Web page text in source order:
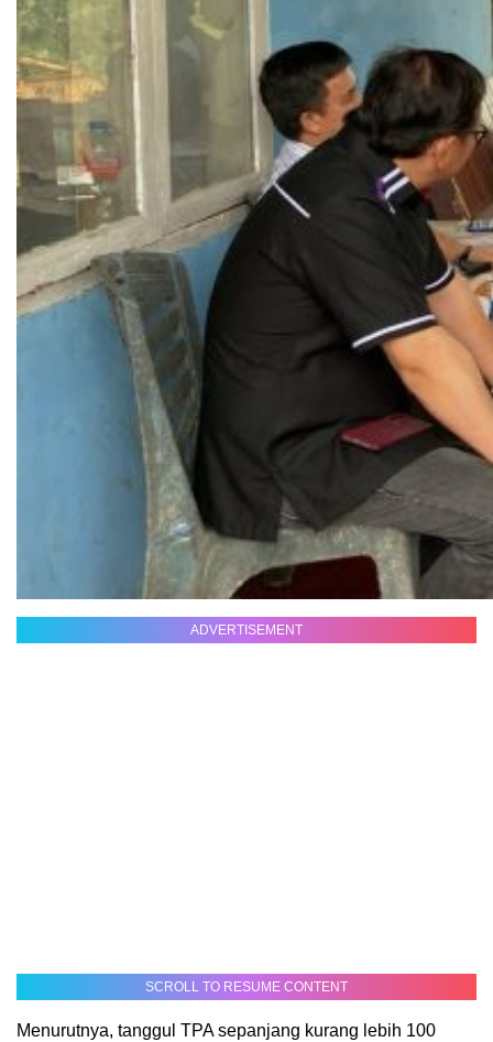
ADVERTISEMENT
SCROLL TO RESUME CONTENT
Menurutnya, tanggul TPA sepanjang kurang lebih 100